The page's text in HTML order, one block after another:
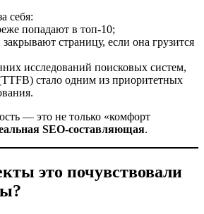
себя:
попадают в топ-10;
закрывают страницу, если она грузится
исследований поисковых систем,
стало одним из приоритетных
— это не только «комфорт
SEO-составляющая.
это почувствовали